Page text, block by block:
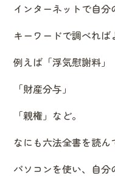
インターネットで自
キーワードで調べれば
例えば「浮気慰謝料」
「財産分与」
「親権」など。
なにも六法全書を読ん
パソコンを使い、自分